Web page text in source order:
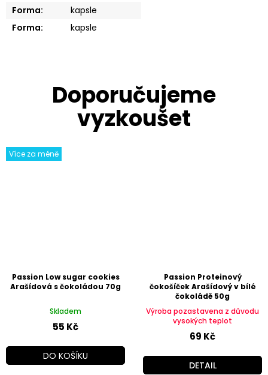
Více za méně
Passion Low sugar cookies
Arašídová s čokoládou 70g
Skladem
55 Kč
DO KOŠÍKU
Passion Proteinový
čokošíček Arašídový v bílé
čokoládě 50g
Výroba pozastavena z důvodu
vysokých teplot
69 Kč
DETAIL
Forma:
kapsle
Forma: kapsle